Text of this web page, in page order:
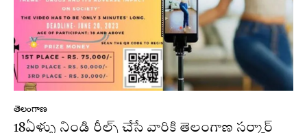
తెలంగాణ
18ఏళ్ళు నిండి రీల్స్ చేసే వారికి తెలంగాణ సర్కార్